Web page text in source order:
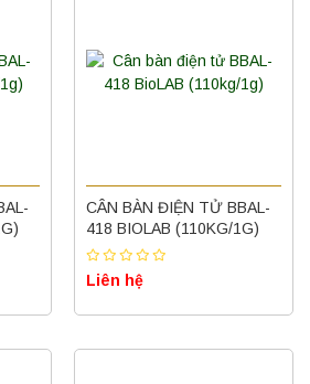
CÂN BÀN ĐIỆN TỬ BBAL-
418 BIOLAB (110KG/1G)
Liên hệ